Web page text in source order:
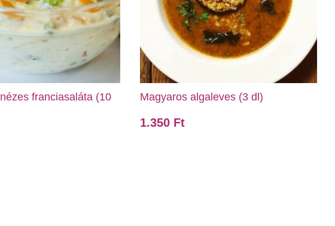
franciasaláta (10
Magyaros algaleves (3 dl)
1.350 Ft